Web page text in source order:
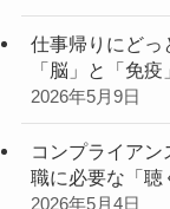
仕事帰りにど
「脳」と「免
2026年5月9日
コンプライア
職に必要な「聴
2026年5月4日